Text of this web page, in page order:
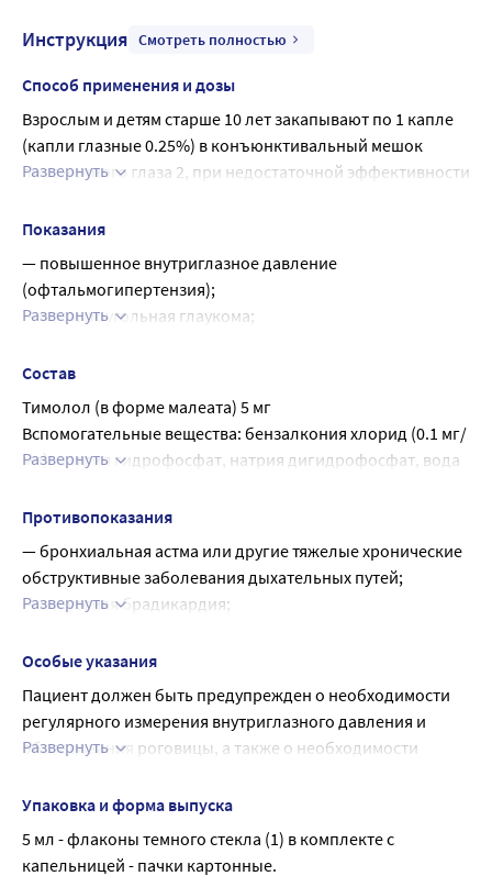
Инструкция Смотреть полностью
Способ применения и дозы
Взрослым и детям старше 10 лет закапывают по 1 капле
(капли глазные 0.25%) в конъюнктивальный мешок
пораженного глаза 2, при недостаточной эффективности
внутриглазного давления поддерживающая доза - 1
Детям до 10 лет назначают по 1 капле (капли глазные
0.25%) 2
Препарат предназначен для длительного постоянного
Пациент должен быть предупрежден, что только врач
может изменить дозу или временно отменить препарат.
Развернуть
Показания
— повышенное внутриглазное давление
(офтальмогипертензия);
— открытоугольная глаукома;
— для снижения внутриглазного давления при
закрытоугольной глаукоме (в качестве дополнительного
средства в комбинации с миотиками);
— врожденная глаукома (при недостаточности прочих
терапевтических мер).
Развернуть
Состав
Тимолол (в форме малеата) 5 мг
Вспомогательные вещества: бензалкония хлорид (0.1 мг/
мл), натрия гидрофосфат, натрия дигидрофосфат, вода
Развернуть
Противопоказания
— бронхиальная астма или другие тяжелые хронические
обструктивные заболевания дыхательных путей;
— синусовая брадикардия;
— острая сердечная недостаточность;
— тяжелая хроническая сердечная недостаточность (III и
IV функциональный класс по классификации NYHA);
— кардиогенный шок;
— аллергические реакции с генерализованными
— атрофический ринит;
— дистрофические заболевания роговицы;
— период новорожденности;
Развернуть
Особые указания
Пациент должен быть предупрежден о необходимости
регулярного измерения внутриглазного давления и
обследования роговицы, а также о необходимости
при возникновении побочных эффектов.
При ношении мягких контактных линз не следует
применять глазные капли Окумед, т.к. входящий в их
Развернуть
Упаковка и форма выпуска
5 мл - флаконы темного стекла (1) в комплекте с
капельницей - пачки картонные.